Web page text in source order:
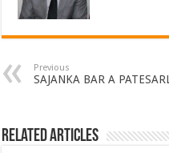
Previous
SAJANKA BAR A
Related Articles